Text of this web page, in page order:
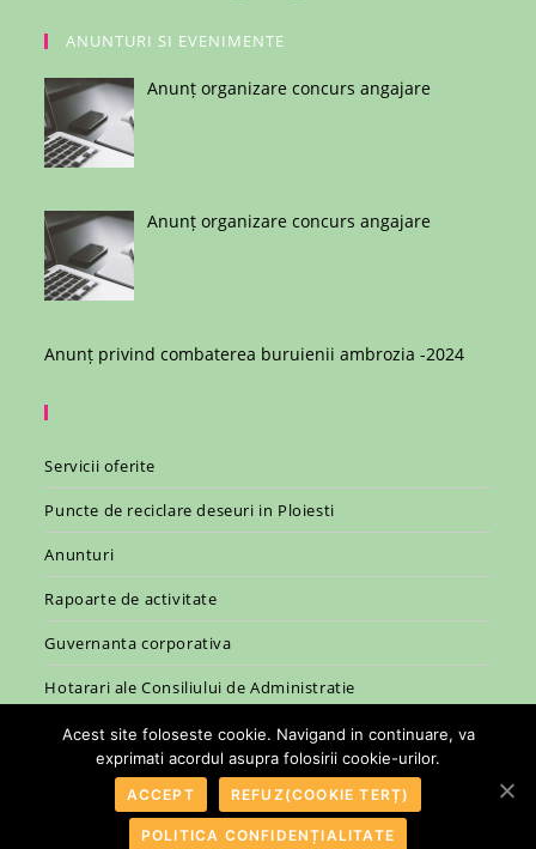
ANUNTURI SI EVENIMENTE
Anunț organizare concurs angajare
Anunț organizare concurs angajare
Anunț privind combaterea buruienii ambrozia -2024
Servicii oferite
Puncte de reciclare deseuri in Ploiesti
Anunturi
Rapoarte de activitate
Guvernanta corporativa
Hotarari ale Consiliului de Administratie
Legislatie
Acest site foloseste cookie. Navigand in continuare, va
exprimati acordul asupra folosirii cookie-urilor.
ACCEPT REFUZ(COOKIE TERȚ)
POLITICA CONFIDENȚIALITATE